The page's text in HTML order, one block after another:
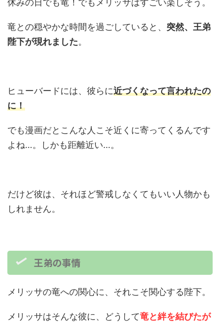
休みの日でも竜！でもメリッサはすごい楽しそう。
竜との穏やかな時間を過ごしていると、 突然、王弟
陛下が現れました。
ヒューバードには、彼らに近づくなって言われたの
に！
でも漫画だとこんな人こそ近くに寄ってくるんです
よね…。しかも距離近い…。
だけど彼は、それほど警戒しなくてもいい人物かも
しれません。
王弟の事情
メリッサの竜への関心に、それこそ関心する陛下。
メリッサはそんな彼に、どうして竜と絆を結びたが